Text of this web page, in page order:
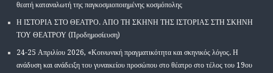
θεατή καταναλωτή της παγκοσμιοποιημένης κοσμόπολης
Η ΙΣΤΟΡΙΑ ΣΤΟ ΘΕΑΤΡΟ. ΑΠΟ ΤΗ ΣΚΗΝΗ ΤΗΣ ΙΣΤΟΡΙΑΣ ΣΤΗ ΣΚΗΝΗ
ΤΟΥ ΘΕΑΤΡΟΥ (Προδημοσίευση)
24-25 Απριλίου 2026, «Κοινωνική πραγματικότητα και σκηνικός λόγος. Η
ανάδυση και ανάδειξη του γυναικείου προσώπου στο θέατρο στο τέλος του 19ου